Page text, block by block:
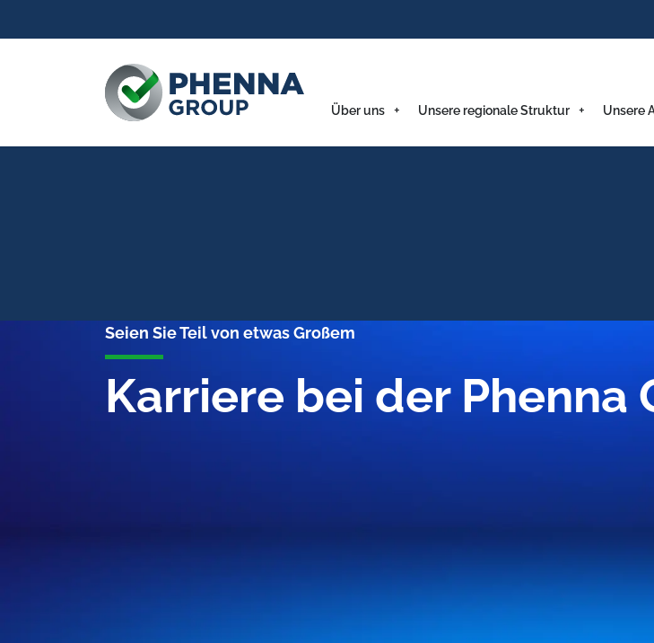
Über uns Unsere regionale Struktur Unsere
Seien Sie Teil von etwas Großem
Karriere bei der Phenna